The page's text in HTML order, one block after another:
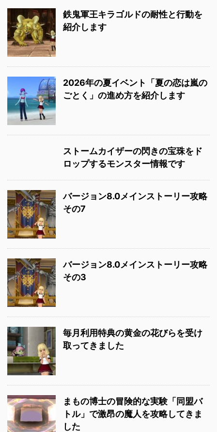
鉄鬼軍王キラゴルドの耐性と行動を
紹介します
2026年の夏イベント「夏の恋は嵐の
ごとく」の進め方を紹介します
ストームカイザーの閃きの宝珠をド
ロップするモンスター情報です
バージョン8.0メインストーリー攻略
その7
バージョン8.0メインストーリー攻略
その3
毎月利用特典の黄金の花びらを受け
取ってきました
まもの博士の冒険的な実験「同盟バ
トル」で激昂の魔人を攻略してきま
した